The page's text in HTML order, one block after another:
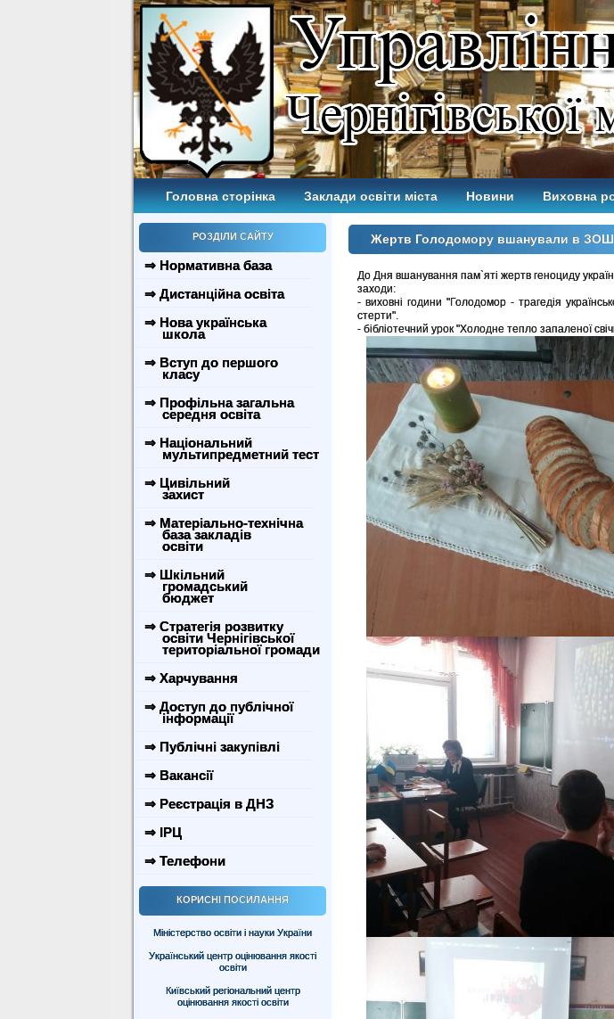
Головна сторінка Заклади освіти міста Новини Виховна
РОЗДІЛИ САЙТУ
⇒ Нормативна база
⇒ Дистанційна освіта
⇒ Нова українська
школа
⇒ Вступ до першого
класу
⇒ Профільна загальна
середня освіта
⇒ Національний
мультипредметний тест
⇒ Цивільний
захист
⇒ Матеріально-технічна
база закладів
освіти
⇒ Шкільний
громадський
бюджет
⇒ Стратегія розвитку
освіти Чернігівської
територіальної громади
⇒ Харчування
⇒ Доступ до публічної
інформації
⇒ Публічні закупівлі
⇒ Вакансії
⇒ Реєстрація в ДНЗ
⇒ ІРЦ
⇒ Телефони
КОРИСНІ ПОСИЛАННЯ
Міністерство освіти і науки України
Український центр оцінювання якості
освіти
Київський регіональний центр
оцінювання якості освіти
Жертв Голодомору вшанували в
До Дня вшанування пам`яті жертв геноциду
заходи:
- виховні години "Голодомор - трагедія
стерти".
- бібліотечний урок "Холодне тепло запаленої